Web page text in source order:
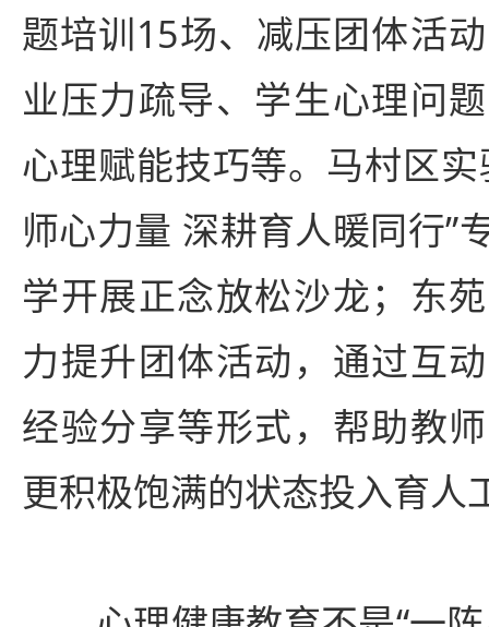
题培训15场、减压团体活
业压力疏导、学生心理问
心理赋能技巧等。马村区
师心力量 深耕育人暖同行”
学开展正念放松沙龙；东
力提升团体活动，通过互
经验分享等形式，帮助教
更积极饱满的状态投入育人